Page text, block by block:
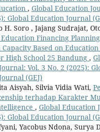
, Global Education
Global Education Journal
H. Soro , Jajang Sudrajat,
Financing
Based on
High School 25 Bandung ,
Vol. 3 No. 2 (2025):
(GEJ)
Aisyah, Silvia Vidia Wati,
terhadap Karakter
, Global Education
Global Education Journal
Yacobus Ndona, Surya